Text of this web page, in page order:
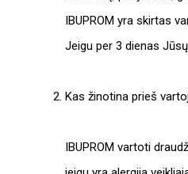
IBUPROM yra skirtas
Jeigu per 3 dienas
Kas žinotina prieš
IBUPROM vartoti